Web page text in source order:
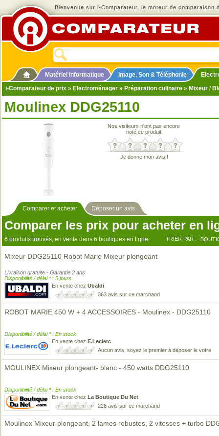
Bienvenue sur i-Comparateur, le moteur de comparaison
Matériel informatique Image, Son & Téléphonie
i-Comparateur de prix » Electroménager » Préparation culinaire » Mixeur /
Moulinex DDG25110
Nos visiteurs n'ont pas encore
noté ce produit
Je donne mon avis !
Comparer et acheter Déposer un avis
Comparer les prix pour acheter en
6 produits trouvés, en vente dans 6 boutiques en ligne. TRIER PAR :
Mixeur DDG25110 Robot Marie Mixeur plongeant
Livraison gratuite - Garantie 2 ans
Disponibilité / délai * : 5 jours
En vente chez Ubaldi
363 avis sur ce marchand
ROBOT MARIE 450 W + 4 ACCESSOIRES - Moulinex - DDG25110
Disponibilité / délai * : En stock
En vente chez E.Leclerc
Aucun avis, soyez le premier à déposer le votre
MOULINEX Mixeur plongeant- blanc - 450 watts DDG25110
Disponibilité / délai * : En stock
En vente chez La Boutique Du Net
226 avis sur ce marchand
Moulinex Mixeur plongeant, 2 lames robustes, 2 vitesses + turbo